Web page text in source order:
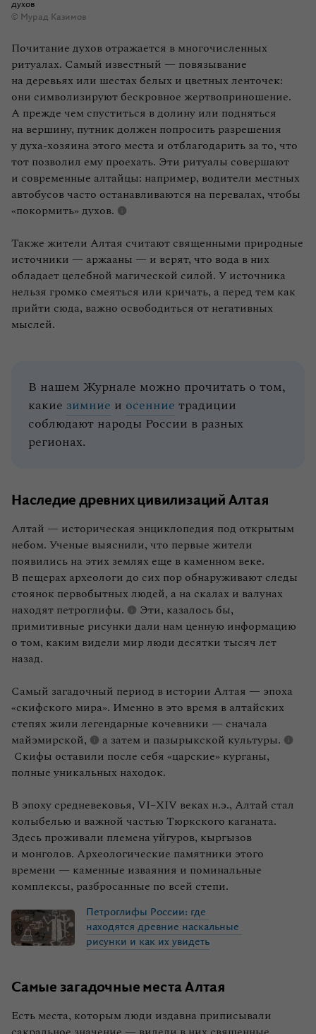
духов
© Мурад Казимов
Почитание духов отражается в многочисленных
ритуалах. Самый известный — повязывание
на деревьях или шестах белых и цветных ленточек:
они символизируют бескровное жертвоприношение.
А прежде чем спуститься в долину или подняться
на вершину, путник должен попросить разрешения
у духа‑хозяина этого места и отблагодарить за то, что
тот позволил ему проехать. Эти ритуалы совершают
и современные алтайцы: например, водители местных
автобусов часто останавливаются на перевалах, чтобы
«покормить» духов.
Также жители Алтая считают священными природные
источники — аржааны — и верят, что вода в них
обладает целебной магической силой. У источника
нельзя громко смеяться или кричать, а перед тем как
прийти сюда, важно освободиться от негативных
мыслей.
В нашем Журнале можно прочитать о том,
какие зимние и осенние традиции
соблюдают народы России в разных
регионах.
Наследие древних цивилизаций Алтая
Алтай — историческая энциклопедия под открытым
небом. Ученые выяснили, что первые жители
появились на этих землях еще в каменном веке.
В пещерах археологи до сих пор обнаруживают следы
стоянок первобытных людей, а на скалах и валунах
находят петроглифы.
Эти, казалось бы,
примитивные рисунки дали нам ценную информацию
о том, каким видели мир люди десятки тысяч лет
назад.
Самый загадочный период в истории Алтая — эпоха
«скифского мира». Именно в это время в алтайских
степях жили легендарные кочевники — сначала
майэмирской,
а затем и пазырыкской культуры.
Скифы оставили после себя «царские» курганы,
полные уникальных находок.
В эпоху средневековья, VI–XIV веках н.э., Алтай стал
колыбелью и важной частью Тюркского каганата.
Здесь проживали племена уйгуров, кыргызов
и монголов. Археологические памятники этого
времени — каменные изваяния и поминальные
комплексы, разбросанные по всей степи.
Петроглифы России: где
находятся древние наскальные
рисунки и как их увидеть
Самые загадочные места Алтая
Есть места, которым люди издавна приписывали